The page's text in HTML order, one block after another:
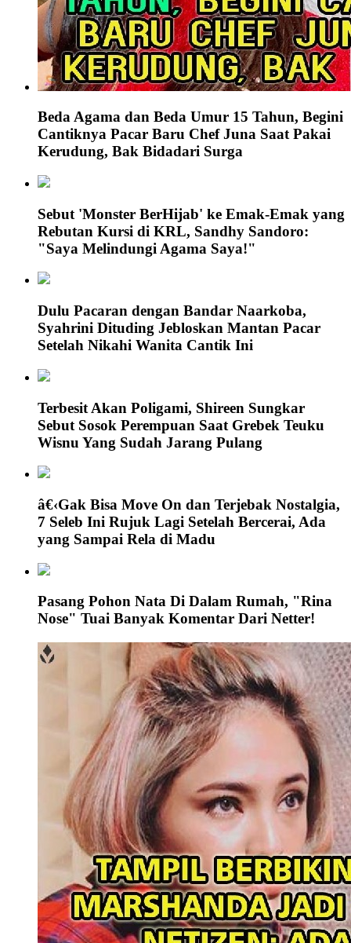
Beda Agama dan Beda Umur 15 Tahun, Begini
Cantiknya Pacar Baru Chef Juna Saat Pakai
Kerudung, Bak Bidadari Surga
Sebut 'Monster BerHijab' ke Emak-Emak yang
Rebutan Kursi di KRL, Sandhy Sandoro:
"Saya Melindungi Agama Saya!"
Dulu Pacaran dengan Bandar Naarkoba,
Syahrini Dituding Jebloskan Mantan Pacar
Setelah Nikahi Wanita Cantik Ini
Terbesit Akan Poligami, Shireen Sungkar
Sebut Sosok Perempuan Saat Grebek Teuku
Wisnu Yang Sudah Jarang Pulang
â€‹Gak Bisa Move On dan Terjebak Nostalgia,
7 Seleb Ini Rujuk Lagi Setelah Bercerai, Ada
yang Sampai Rela di Madu
Pasang Pohon Nata Di Dalam Rumah, "Rina
Nose" Tuai Banyak Komentar Dari Netter!